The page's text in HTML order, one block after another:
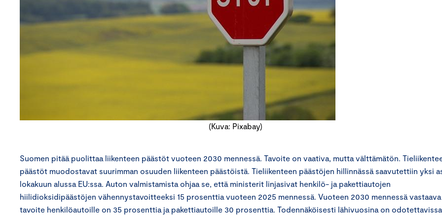
(Kuva: Pixabay)
Suomen pitää puolittaa liikenteen päästöt vuoteen 2030 mennessä. Tavoite on vaativa, mutta välttämätön.
päästöt muodostavat suurimman osuuden liikenteen päästöistä. Tieliikenteen päästöjen hillinnässä saavutettiin yksi
lokakuun alussa EU:ssa. Auton valmistamista ohjaa se, että ministerit linjasivat henkilö- ja pakettiautojen
hiilidioksidipäästöjen vähennystavoitteeksi 15 prosenttia vuoteen 2025 mennessä. Vuoteen 2030 mennessä vastaava
tavoite henkilöautoille on 35 prosenttia ja pakettiautoille 30 prosenttia. Todennäköisesti lähivuosina on odotettavissa